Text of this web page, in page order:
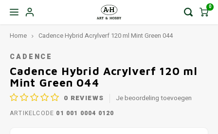
0
Home Cadence Hybrid Acrylverf 120 ml Mint Green 044
CADENCE
Cadence Hybrid Acrylverf 120 ml
Mint Green 044
0 REVIEWS Je beoordeling toevoegen
ARTIKELCODE 01 001 0004 0120